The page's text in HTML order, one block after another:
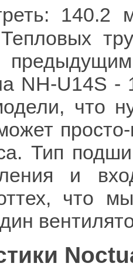
140.2
NH-U14S
что
Тип
и
что